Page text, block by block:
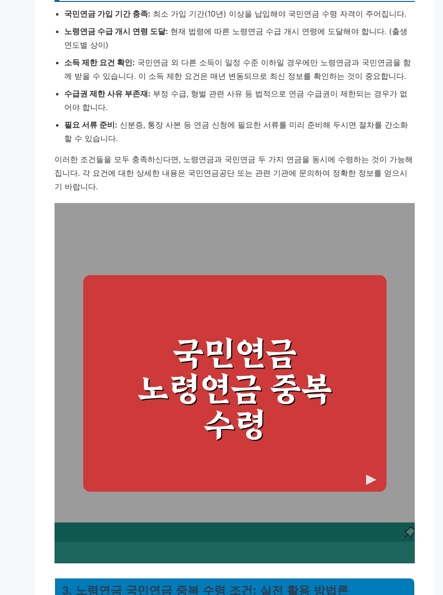
국민연금 가입 기간 충족: 최소 가입 기간(10년) 이상을 납입해야 국민연금 수령 자격이 주어집니다.
노령연금 수급 개시 연령 도달: 현재 법령에 따른 노령연금 수급 개시 연령에 도달해야 합니다. (출생
연도별 상이)
소득 제한 요건 확인: 국민연금 외 다른 소득이 일정 수준 이하일 경우에만 노령연금과 국민연금을 함
께 받을 수 있습니다. 이 소득 제한 요건은 매년 변동되므로 최신 정보를 확인하는 것이 중요합니다.
수급권 제한 사유 부존재: 부정 수급, 형벌 관련 사유 등 법적으로 연금 수급권이 제한되는 경우가 없
어야 합니다.
필요 서류 준비: 신분증, 통장 사본 등 연금 신청에 필요한 서류를 미리 준비해 두시면 절차를 간소화
할 수 있습니다.
이러한 조건들을 모두 충족하신다면, 노령연금과 국민연금 두 가지 연금을 동시에 수령하는 것이 가능해
집니다. 각 요건에 대한 상세한 내용은 국민연금공단 또는 관련 기관에 문의하여 정확한 정보를 얻으시
기 바랍니다.
3. 노령연금 국민연금 중복 수령 조건: 실전 활용 방법론